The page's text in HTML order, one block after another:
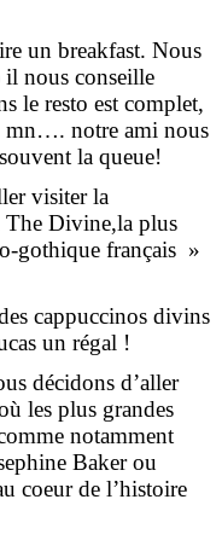
un breakfast. Nous
nous conseille
le resto est complet,
mn…. notre ami nous
la queue!
visiter la
The Divine,la plus
gothique français »
cappuccinos divins
un régal !
décidons d’aller
les plus grandes
notamment
Baker ou
coeur de l’histoire